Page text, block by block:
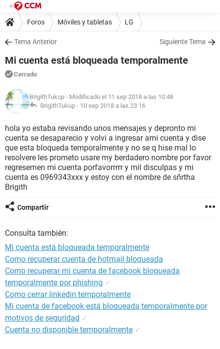
Foros Móviles y tabletas LG
Tema Anterior Siguiente Tema
Mi cuenta está bloqueada temporalmente
Cerrado
BrigithTukup - Modificado el 11 sep 2018 a las 10:48
BrigithTukup - 10 sep 2018 a las 23:16
hola yo estaba revisando unos mensajes y depronto mi
cuenta se desaparecio y volvi a ingresar ami cuenta y dise
que esta bloqueda temporalmente y no se q hise mal lo
resolvere les prometo usare my berdadero nombre por favor
regresemen mi cuenta porfavorrrrr y mil disculpas y mi
cuenta es 0969343xxx y estoy con el nombre de sñrtha
Brigith
Compartir
Consulta también:
Mi cuenta está bloqueada temporalmente
Como recuperar cuenta de hotmail bloqueada
Como recuperar mi cuenta de facebook bloqueada
temporalmente por phishing ✓
Como cerrar linkedin temporalmente
Mi cuenta de facebook está bloqueada temporalmente por
motivos de seguridad ✓
Cuenta no disponible temporalmente ✓